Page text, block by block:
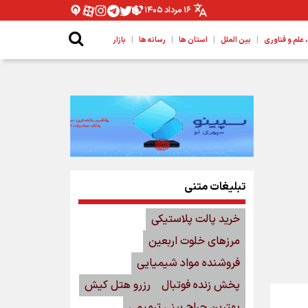
۱۶ مرداد ۱۴۰۵
و فناوری | بین الملل | استان ها | رسانه ها | بازار
تبلیغات متنی
خرید پالت پلاستیکی
مرزهای خلوت اربعین
فروشنده مواد شیمیایی
پخش زنده فوتبال
رزرو هتل کیش